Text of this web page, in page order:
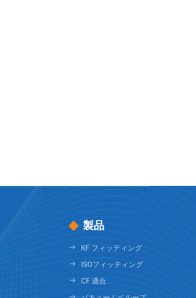
製品
KF フィッティング
ISOフィッティング
CF 適合